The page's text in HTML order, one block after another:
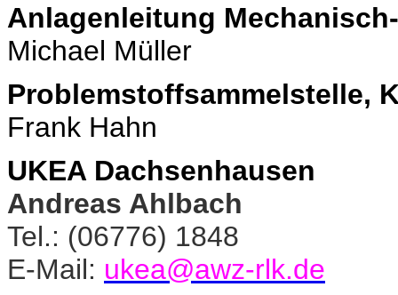
Anlagenleitung
Michael Müller
Problemstoffsammelstelle,
Frank Hahn
UKEA Dachsenhausen
Andreas Ahlbach
Tel.: (06776) 1848
E-Mail: ukea@awz-rlk.de